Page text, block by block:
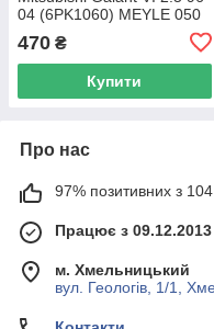
04 (6PK1060) MEYLE 050
470 ₴
Купити
Про нас
97% позитивних з 104
Працює з 09.12.2013
м. Хмельницький
вул. Геологів, 1/1,